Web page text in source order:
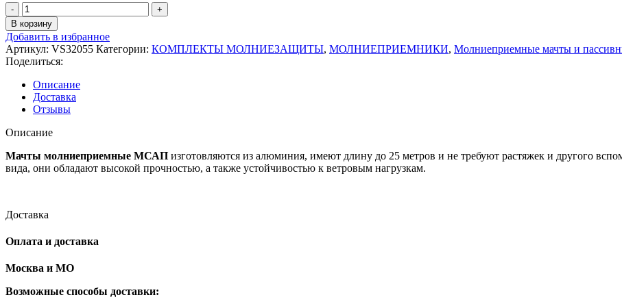
Количество
товара
VS32055
Мачта
молниеприемная
серии
МСАП
10м
В корзину
Добавить в избранное
Артикул: VS32055 Категории: КОМПЛЕКТЫ МОЛНИЕЗАЩИТЫ, МОЛНИЕПРИЕМНИКИ, Молниеприемные мачты и
Поделиться:
Описание
Доставка
Отзывы
Описание
Мачты молниеприемные МСАП изготовляются из алюминия, имеют длину до 25 метров и не требуют растяжек и другого
вида, они обладают высокой прочностью, а также устойчивостью к ветровым нагрузкам.
Доставка
Оплата и доставка
Москва и МО
Возможные способы доставки: